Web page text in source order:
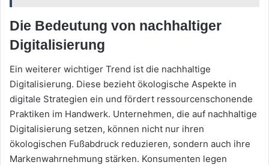
Die Bedeutung von nachhaltiger
Digitalisierung
Ein weiterer wichtiger Trend ist die nachhaltige
Digitalisierung. Diese bezieht ökologische Aspekte in
digitale Strategien ein und fördert ressourcenschonende
Praktiken im Handwerk. Unternehmen, die auf nachhaltige
Digitalisierung setzen, können nicht nur ihren
ökologischen Fußabdruck reduzieren, sondern auch ihre
Markenwahrnehmung stärken. Konsumenten legen